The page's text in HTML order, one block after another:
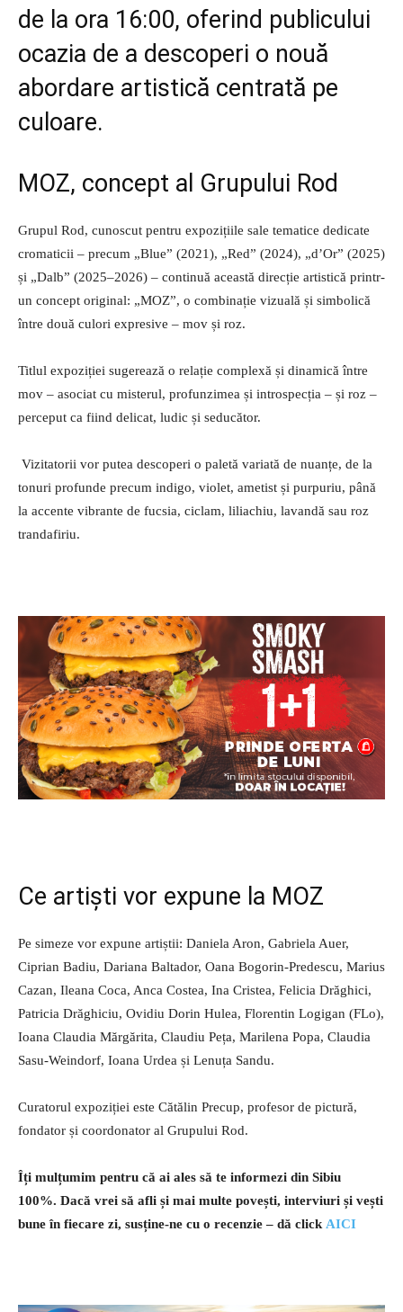
de la ora 16:00, oferind publicului
ocazia de a descoperi o nouă
abordare artistică centrată pe
culoare.
MOZ, concept al Grupului Rod
Grupul Rod, cunoscut pentru expozițiile sale tematice dedicate
cromaticii – precum „Blue” (2021), „Red” (2024), „d’Or” (2025)
și „Dalb” (2025–2026) – continuă această direcție artistică printr-
un concept original: „MOZ”, o combinație vizuală și simbolică
între două culori expresive – mov și roz.
Titlul expoziției sugerează o relație complexă și dinamică între
mov – asociat cu misterul, profunzimea și introspecția – și roz –
perceput ca fiind delicat, ludic și seducător.
Vizitatorii vor putea descoperi o paletă variată de nuanțe, de la
tonuri profunde precum indigo, violet, ametist și purpuriu, până
la accente vibrante de fucsia, ciclam, liliachiu, lavandă sau roz
trandafiriu.
Ce artiști vor expune la MOZ
Pe simeze vor expune artiștii: Daniela Aron, Gabriela Auer,
Ciprian Badiu, Dariana Baltador, Oana Bogorin-Predescu, Marius
Cazan, Ileana Coca, Anca Costea, Ina Cristea, Felicia Drăghici,
Patricia Drăghiciu, Ovidiu Dorin Hulea, Florentin Logigan (FLo),
Ioana Claudia Mărgărita, Claudiu Peța, Marilena Popa, Claudia
Sasu-Weindorf, Ioana Urdea și Lenuța Sandu.
Curatorul expoziției este Cătălin Precup, profesor de pictură,
fondator și coordonator al Grupului Rod.
Îți mulțumim pentru că ai ales să te informezi din Sibiu
100%. Dacă vrei să afli și mai multe povești, interviuri și vești
bune în fiecare zi, susține-ne cu o recenzie – dă click AICI